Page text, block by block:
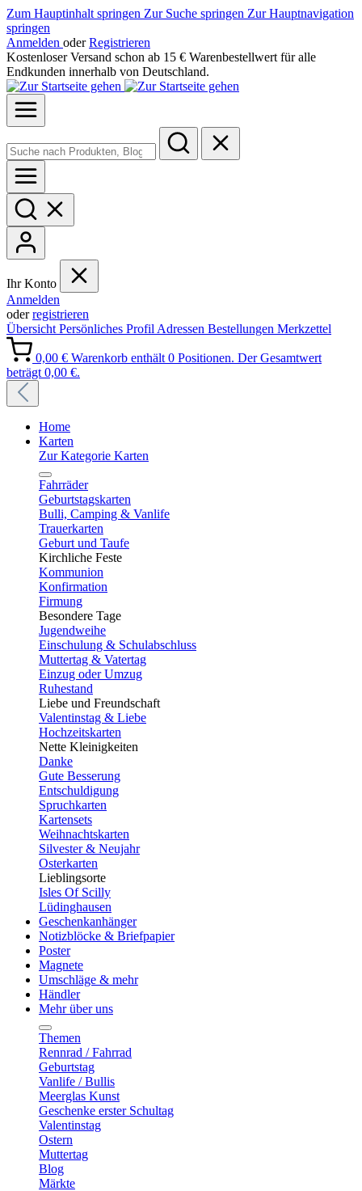
Zum Hauptinhalt springen Zur Suche springen Zur Hauptnavigation
springen
Anmelden oder Registrieren
Kostenloser Versand schon ab 15 € Warenbestellwert für alle
Endkunden innerhalb von Deutschland.
Ihr Konto
Anmelden
oderregistrieren
Übersicht Persönliches Profil Adressen Bestellungen Merkzettel
0,00 € Warenkorb enthält 0 Positionen. Der Gesamtwert
beträgt 0,00 €.
Home
Karten
Zur Kategorie Karten
Fahrräder
Geburtstagskarten
Bulli, Camping & Vanlife
Trauerkarten
Geburt und Taufe
Kirchliche Feste
Kommunion
Konfirmation
Firmung
Besondere Tage
Jugendweihe
Einschulung & Schulabschluss
Muttertag & Vatertag
Einzug oder Umzug
Ruhestand
Liebe und Freundschaft
Valentinstag & Liebe
Hochzeitskarten
Nette Kleinigkeiten
Danke
Gute Besserung
Entschuldigung
Spruchkarten
Kartensets
Weihnachtskarten
Silvester & Neujahr
Osterkarten
Lieblingsorte
Isles Of Scilly
Lüdinghausen
Geschenkanhänger
Notizblöcke & Briefpapier
Poster
Magnete
Umschläge & mehr
Händler
Mehr über uns
Themen
Rennrad / Fahrrad
Geburtstag
Vanlife / Bullis
Meerglas Kunst
Geschenke erster Schultag
Valentinstag
Ostern
Muttertag
Blog
Märkte